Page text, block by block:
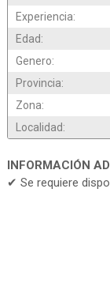
Experiencia:
Edad:
Genero:
Provincia:
Zona:
Localidad:
INFORMACIÓN
✔ Se requiere